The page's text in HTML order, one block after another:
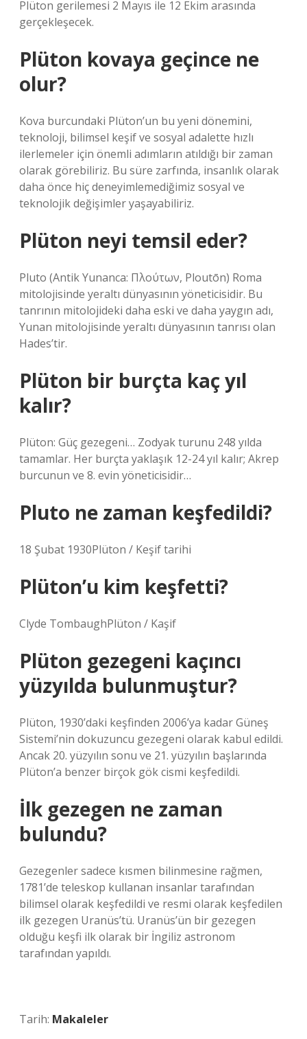
Plüton gerilemesi 2 Mayıs ile 12 Ekim arasında
gerçekleşecek.
Plüton kovaya geçince ne
olur?
Kova burcundaki Plüton’un bu yeni dönemini,
teknoloji, bilimsel keşif ve sosyal adalette hızlı
ilerlemeler için önemli adımların atıldığı bir zaman
olarak görebiliriz. Bu süre zarfında, insanlık olarak
daha önce hiç deneyimlemediğimiz sosyal ve
teknolojik değişimler yaşayabiliriz.
Plüton neyi temsil eder?
Pluto (Antik Yunanca: Πλούτων, Ploutōn) Roma
mitolojisinde yeraltı dünyasının yöneticisidir. Bu
tanrının mitolojideki daha eski ve daha yaygın adı,
Yunan mitolojisinde yeraltı dünyasının tanrısı olan
Hades’tir.
Plüton bir burçta kaç yıl
kalır?
Plüton: Güç gezegeni… Zodyak turunu 248 yılda
tamamlar. Her burçta yaklaşık 12-24 yıl kalır; Akrep
burcunun ve 8. evin yöneticisidir…
Pluto ne zaman keşfedildi?
18 Şubat 1930Plüton / Keşif tarihi
Plüton’u kim keşfetti?
Clyde TombaughPlüton / Kaşif
Plüton gezegeni kaçıncı
yüzyılda bulunmuştur?
Plüton, 1930’daki keşfinden 2006’ya kadar Güneş
Sistemi’nin dokuzuncu gezegeni olarak kabul edildi.
Ancak 20. yüzyılın sonu ve 21. yüzyılın başlarında
Plüton’a benzer birçok gök cismi keşfedildi.
İlk gezegen ne zaman
bulundu?
Gezegenler sadece kısmen bilinmesine rağmen,
1781’de teleskop kullanan insanlar tarafından
bilimsel olarak keşfedildi ve resmi olarak keşfedilen
ilk gezegen Uranüs’tü. Uranüs’ün bir gezegen
olduğu keşfi ilk olarak bir İngiliz astronom
tarafından yapıldı.
Tarih: Makaleler